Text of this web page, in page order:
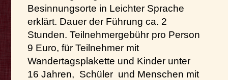
Besinnungsorte in Leichter Sprache
erklärt. Dauer der Führung ca. 2
Stunden. Teilnehmergebühr pro Person
9 Euro, für Teilnehmer mit
Wandertagsplakette und Kinder unter
16 Jahren, Schüler und Menschen mit